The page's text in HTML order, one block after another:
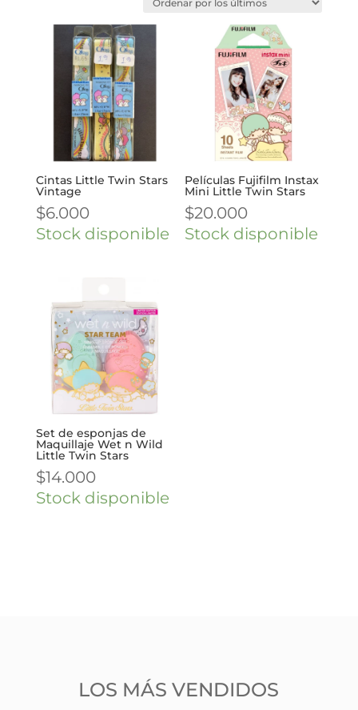
los
últimos
Cintas Little Twin Stars
Vintage
$6.000
Stock disponible
Películas Fujifilm Instax
Mini Little Twin Stars
$20.000
Stock disponible
Set de esponjas de
Maquillaje Wet n Wild
Little Twin Stars
$14.000
Stock disponible
LOS MÁS VENDIDOS